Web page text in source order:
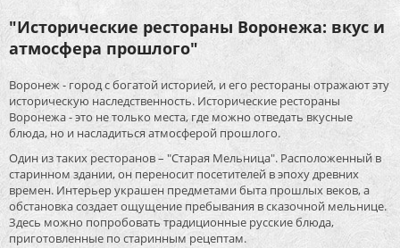
"Исторические рестораны Воронежа: вкус и
атмосфера прошлого"
Воронеж - город с богатой историей, и его рестораны отражают эту
историческую наследственность. Исторические рестораны
Воронежа - это не только места, где можно отведать вкусные
блюда, но и насладиться атмосферой прошлого.
Один из таких ресторанов – "Старая Мельница". Расположенный в
старинном здании, он переносит посетителей в эпоху древних
времен. Интерьер украшен предметами быта прошлых веков, а
обстановка создает ощущение пребывания в сказочной мельнице.
Здесь можно попробовать традиционные русские блюда,
приготовленные по старинным рецептам.